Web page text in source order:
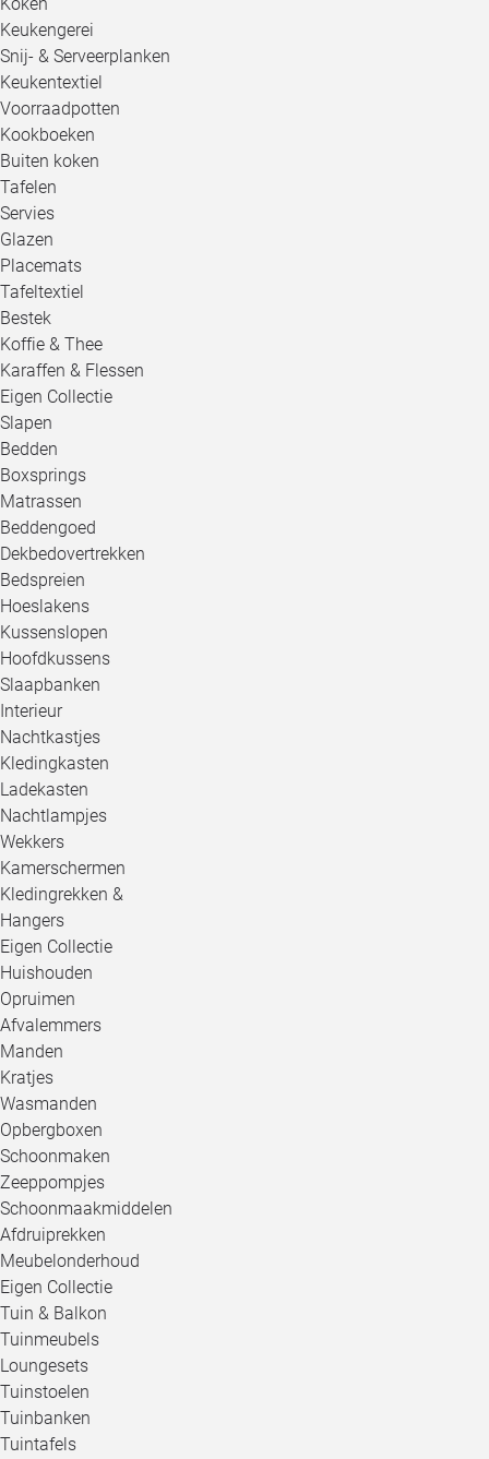
Keukengerei
Snij- & Serveerplanken
Keukentextiel
Voorraadpotten
Kookboeken
Buiten koken
Tafelen
Servies
Glazen
Placemats
Tafeltextiel
Bestek
Koffie & Thee
Karaffen & Flessen
Eigen Collectie
Slapen
Bedden
Boxsprings
Matrassen
Beddengoed
Dekbedovertrekken
Bedspreien
Hoeslakens
Kussenslopen
Hoofdkussens
Slaapbanken
Interieur
Nachtkastjes
Kledingkasten
Ladekasten
Nachtlampjes
Wekkers
Kamerschermen
Kledingrekken &
Hangers
Eigen Collectie
Huishouden
Opruimen
Afvalemmers
Manden
Kratjes
Wasmanden
Opbergboxen
Schoonmaken
Zeeppompjes
Schoonmaakmiddelen
Afdruiprekken
Meubelonderhoud
Eigen Collectie
Tuin & Balkon
Tuinmeubels
Loungesets
Tuinstoelen
Tuinbanken
Tuintafels